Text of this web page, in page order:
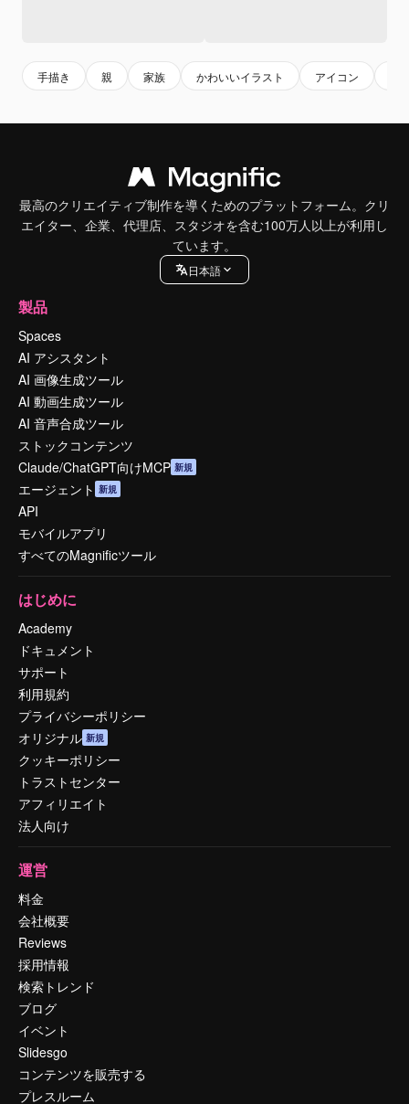
手描き 親 家族 かわいいイラスト アイコン
最高のクリエイティブ制作を導くためのプラットフォーム。クリ
エイター、企業、代理店、スタジオを含む100万人以上が利用し
ています。
日本語
製品
Spaces
AI アシスタント
AI 画像生成ツール
AI 動画生成ツール
AI 音声合成ツール
ストックコンテンツ
Claude/ChatGPT向けMCP 新規
エージェント 新規
API
モバイルアプリ
すべてのMagnificツール
はじめに
Academy
ドキュメント
サポート
利用規約
プライバシーポリシー
オリジナル 新規
クッキーポリシー
トラストセンター
アフィリエイト
法人向け
運営
料金
会社概要
Reviews
採用情報
検索トレンド
ブログ
イベント
Slidesgo
コンテンツを販売する
プレスルーム